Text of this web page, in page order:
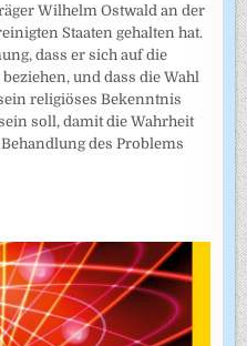
Wilhelm Ostwald an der
Staaten gehalten hat.
dass er sich auf die
und dass die Wahl
religiöses Bekenntnis
soll, damit die Wahrheit
des Problems